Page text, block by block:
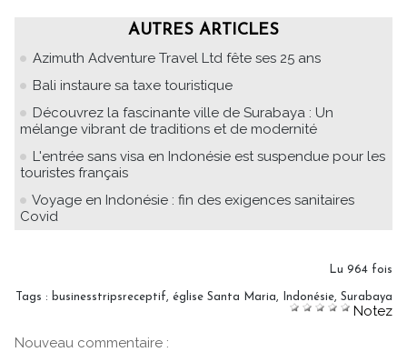
AUTRES ARTICLES
Azimuth Adventure Travel Ltd fête ses 25 ans
Bali instaure sa taxe touristique
Découvrez la fascinante ville de Surabaya : Un
mélange vibrant de traditions et de modernité
L'entrée sans visa en Indonésie est suspendue pour les
touristes français
Voyage en Indonésie : fin des exigences sanitaires
Covid
Lu 964 fois
Tags : businesstripsreceptif, église Santa Maria, Indonésie, Surabaya
Notez
Nouveau commentaire :